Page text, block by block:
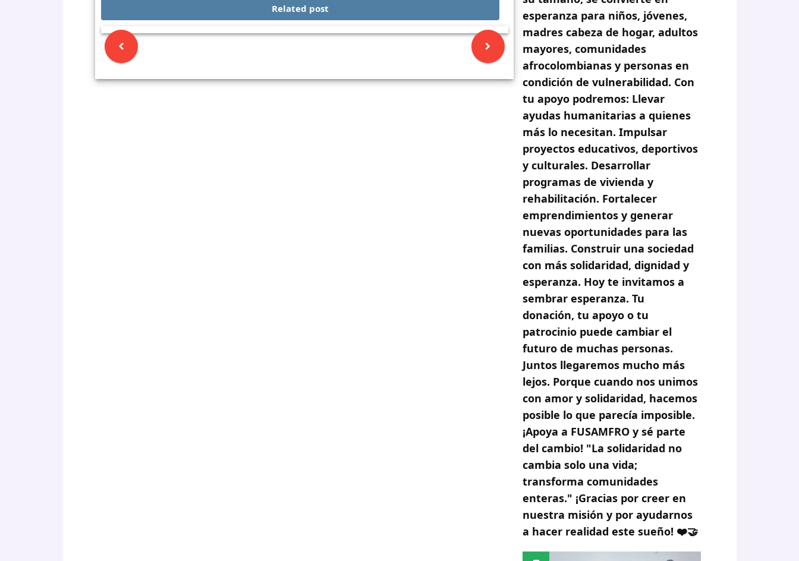
Related post
esperanza para niños, jóvenes,
madres cabeza de hogar, adultos
mayores, comunidades
afrocolombianas y personas en
condición de vulnerabilidad. Con
tu apoyo podremos: Llevar
ayudas humanitarias a quienes
más lo necesitan. Impulsar
proyectos educativos, deportivos
y culturales. Desarrollar
programas de vivienda y
rehabilitación. Fortalecer
emprendimientos y generar
nuevas oportunidades para las
familias. Construir una sociedad
con más solidaridad, dignidad y
esperanza. Hoy te invitamos a
sembrar esperanza. Tu
donación, tu apoyo o tu
patrocinio puede cambiar el
futuro de muchas personas.
Juntos llegaremos mucho más
lejos. Porque cuando nos unimos
con amor y solidaridad, hacemos
posible lo que parecía imposible.
¡Apoya a FUSAMFRO y sé parte
del cambio! "La solidaridad no
cambia solo una vida;
transforma comunidades
enteras." ¡Gracias por creer en
nuestra misión y por ayudarnos
a hacer realidad este sueño! ❤️🤝